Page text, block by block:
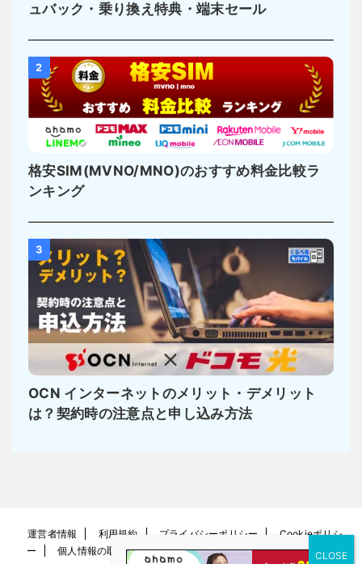
ュバック・乗り換え特典・端末セール
2
格安SIM(MVNO/MNO)のおすすめ料金比較ラ
ンキング
3
OCN インターネットのメリット・デメリット
は？契約時の注意点と申し込み方法
運営者情報 利用規約 プライバシーポリシー
Cookieポリシ
ー
個人情報の取り扱い方針 お問い合わせ サイトマップ